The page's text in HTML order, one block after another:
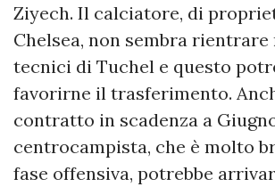
Ziyech. Il calciatore, di
Chelsea, non sembra rientrare
tecnici di Tuchel e questo
favorirne il trasferimento.
contratto in scadenza a
centrocampista, che è molto
fase offensiva, potrebbe